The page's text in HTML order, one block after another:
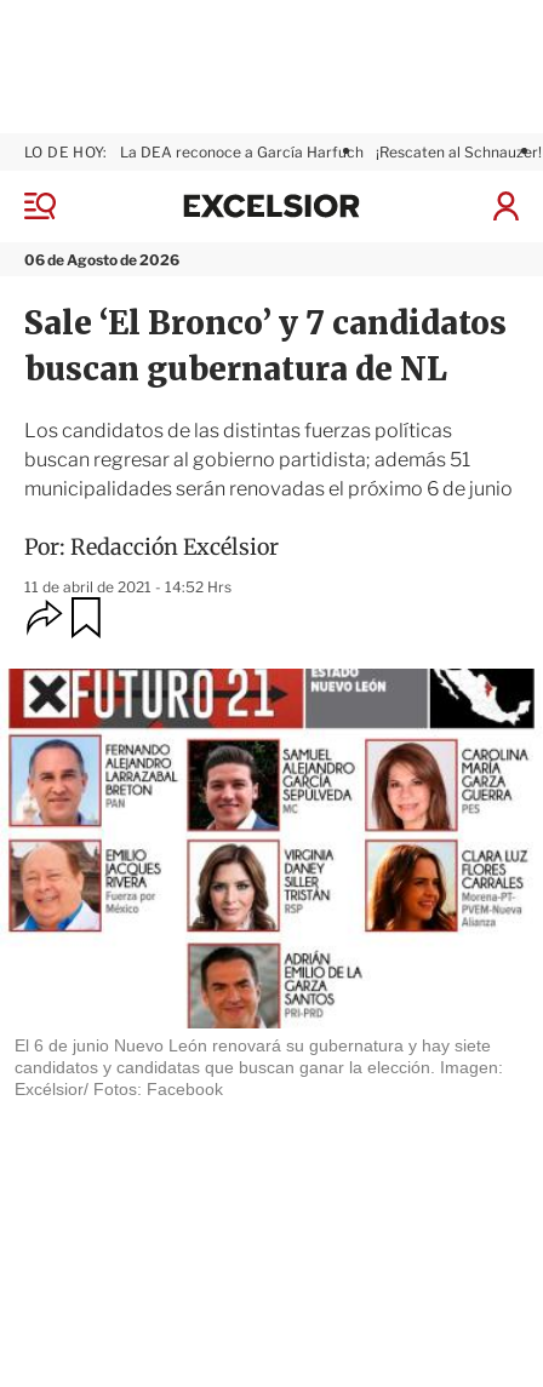
M
n
06 de Agosto de 2026
LO DE HOY: La DEA reconoce a García Harfuch ¡Rescaten al Schnauzer!
I
a
n
x
i
o
r
Sale ‘El Bronco’ y 7 candidatos
buscan gubernatura de NL
Los candidatos de las distintas fuerzas políticas
buscan regresar al gobierno partidista; además 51
municipalidades serán renovadas el próximo 6 de junio
Por: Redacción Excélsior
11 de abril de 2021 - 14:52 Hrs
O
p
i
o
n
e
s
d
e
c
o
m
p
a
r
d
a
El 6 de junio Nuevo León renovará su gubernatura y hay siete
candidatos y candidatas que buscan ganar la elección. Imagen:
Excélsior/ Fotos: Facebook